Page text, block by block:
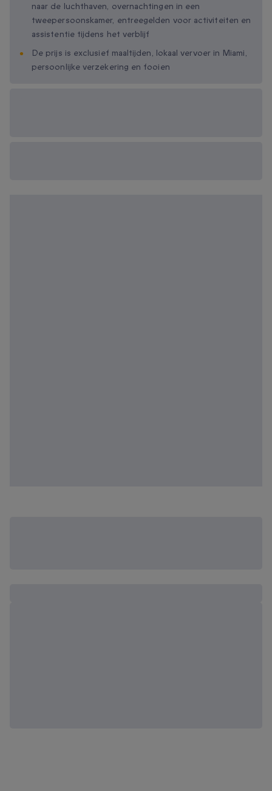
naar de luchthaven, overnachtingen in een
tweepersoonskamer, entreegelden voor activiteiten en
assistentie tijdens het verblijf
De prijs is exclusief maaltijden, lokaal vervoer in Miami,
persoonlijke verzekering en fooien